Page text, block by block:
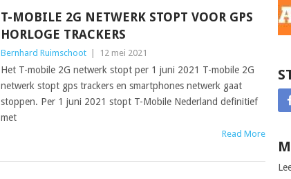
T-MOBILE 2G NETWERK STOPT VOOR GPS
HORLOGE TRACKERS
Bernhard Ruimschoot 12 mei 2021
Het T-mobile 2G netwerk stopt per 1 juni 2021 T-mobile 2G
netwerk stopt gps trackers en smartphones netwerk gaat
stoppen. Per 1 juni 2021 stopt T-Mobile Nederland definitief
met
Read More